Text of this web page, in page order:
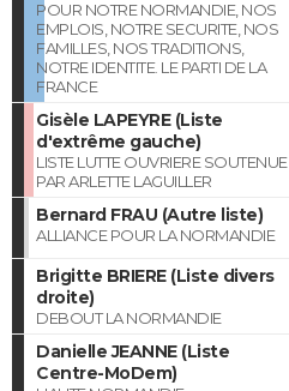
POUR NOTRE NORMANDIE, NOS
EMPLOIS, NOTRE SECURITE, NOS
FAMILLES, NOS TRADITIONS,
NOTRE IDENTITE. LE PARTI DE LA
FRANCE
Gisèle LAPEYRE (Liste
d'extrême gauche)
LISTE LUTTE OUVRIERE SOUTENUE
PAR ARLETTE LAGUILLER
Bernard FRAU (Autre liste)
ALLIANCE POUR LA NORMANDIE
Brigitte BRIERE (Liste divers
droite)
DEBOUT LA NORMANDIE
Danielle JEANNE (Liste
Centre-MoDem)